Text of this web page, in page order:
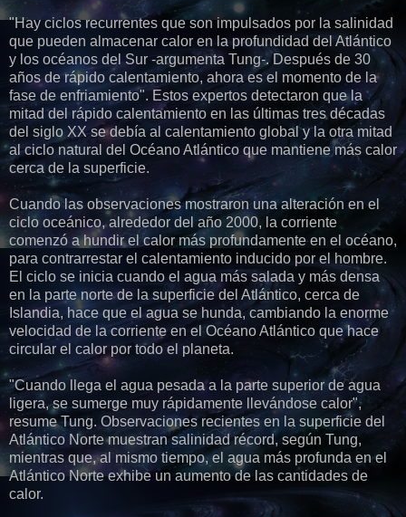
"Hay ciclos recurrentes que son impulsados por la salinidad
que pueden almacenar calor en la profundidad del Atlántico
y los océanos del Sur -argumenta Tung-. Después de 30
años de rápido calentamiento, ahora es el momento de la
fase de enfriamiento". Estos expertos detectaron que la
mitad del rápido calentamiento en las últimas tres décadas
del siglo XX se debía al calentamiento global y la otra mitad
al ciclo natural del Océano Atlántico que mantiene más calor
cerca de la superficie.
Cuando las observaciones mostraron una alteración en el
ciclo oceánico, alrededor del año 2000, la corriente
comenzó a hundir el calor más profundamente en el océano,
para contrarrestar el calentamiento inducido por el hombre.
El ciclo se inicia cuando el agua más salada y más densa
en la parte norte de la superficie del Atlántico, cerca de
Islandia, hace que el agua se hunda, cambiando la enorme
velocidad de la corriente en el Océano Atlántico que hace
circular el calor por todo el planeta.
"Cuando llega el agua pesada a la parte superior de agua
ligera, se sumerge muy rápidamente llevándose calor",
resume Tung. Observaciones recientes en la superficie del
Atlántico Norte muestran salinidad récord, según Tung,
mientras que, al mismo tiempo, el agua más profunda en el
Atlántico Norte exhibe un aumento de las cantidades de
calor.